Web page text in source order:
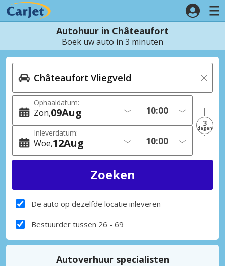
Autohuur in Châteaufort
Boek uw auto in 3 minuten
Ophaaldatum:
Zon 09Aug
Inleverdatum:
Woe 12Aug
3
dagen
De auto op dezelfde locatie inleveren
Bestuurder tussen 26 - 69
Autoverhuur specialisten